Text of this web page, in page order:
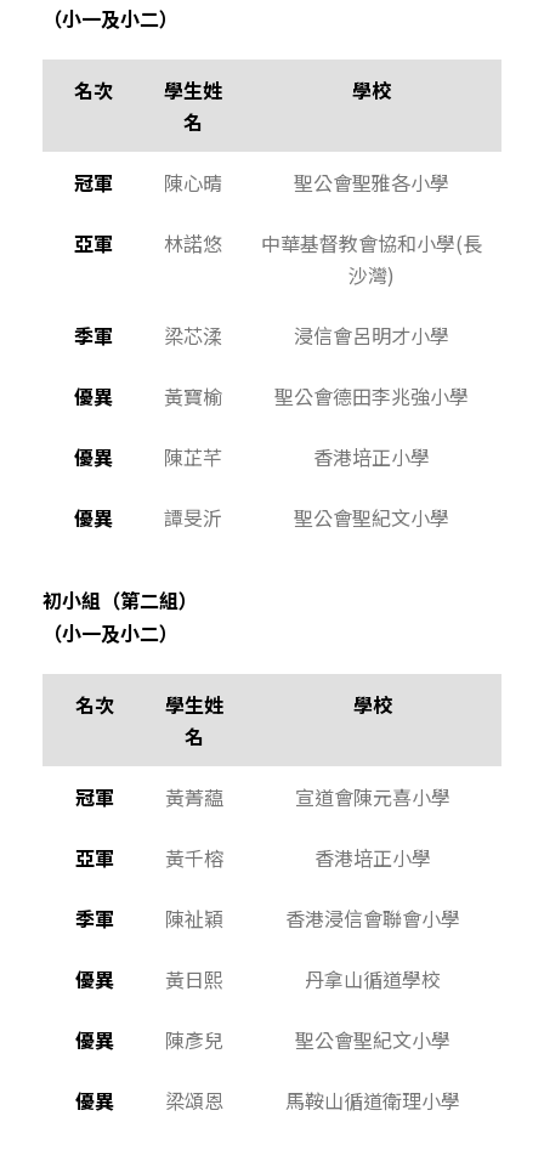
（小一及小二）
名次
學生姓
名
學校
冠軍 陳心晴 聖公會聖雅各小學
亞軍 林諾悠
中華基督教會協和小學(長
沙灣)
季軍 梁芯渘 浸信會呂明才小學
優異 黃寶榆 聖公會德田李兆強小學
優異 陳芷芊 香港培正小學
優異 譚旻沂 聖公會聖紀文小學
初小組（第二組）
（小一及小二）
名次
學生姓
名
學校
冠軍 黃菁藴 宣道會陳元喜小學
亞軍 黃千榕 香港培正小學
季軍 陳祉穎 香港浸信會聯會小學
優異 黃日熙 丹拿山循道學校
優異 陳彥兒 聖公會聖紀文小學
優異 梁頌恩 馬鞍山循道衛理小學